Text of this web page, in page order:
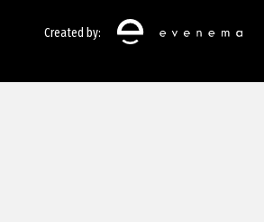
Created by: